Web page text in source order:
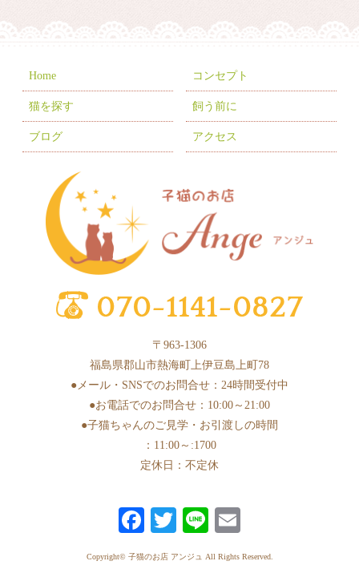
2025年11月
2025年10月(10)
2025年9月(5)
2025年7月(9)
(10)
2025年4月 (1)
2025年2月 (6)
2024年12月(4)
2024年11月 (3)
2024年10月 (6)
2024年8月(2)
2024年6月(7)
Home コンセプト
猫を探す 飼う前に
ブログ アクセス
〒963-1306
福島県郡山市熱海町上伊豆島上町78
●メール・SNSでのお問合せ：24時間受付中
●お電話でのお問合せ：10:00～21:00
●子猫ちゃんのご見学・お引渡しの時間
：11:00～:1700
定休日：不定休
Fa
ce
T
Li
Copyright© 子猫のお店 アンジュ All Rights Reserved.